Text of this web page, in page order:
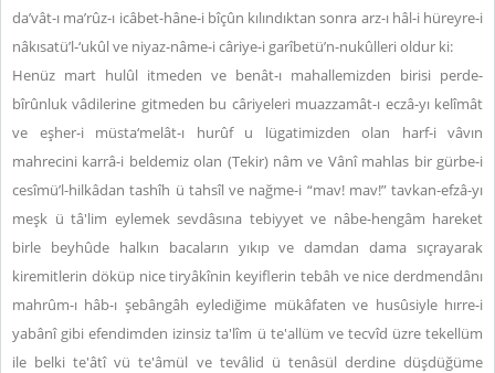
da’vât-ı ma’rûz-ı icâbet-hâne-i bîçûn kılındıktan sonra arz-ı hâl-i hüreyre-i
nâkısatü’l-‘ukûl ve niyaz-nâme-i câriye-i garîbetü’n-nukûlleri oldur ki:
Henüz mart hulûl itmeden ve benât-ı mahallemizden birisi perde-
bîrûnluk vâdilerine gitmeden bu câriyeleri muazzamât-ı eczâ-yı kelîmât
ve eşher-i müsta‘melât-ı hurûf u lügatimizden olan harf-i vâvın
mahrecini karrâ-i beldemiz olan (Tekir) nâm ve Vânî mahlas bir gürbe-i
cesîmü’l-hilkâdan tashîh ü tahsîl ve nağme-i “mav! mav!” tavkan-efzâ-yı
meşk ü tâ'lim eylemek sevdâsına tebiyyet ve nâbe-hengâm hareket
birle beyhûde halkın bacaların yıkıp ve damdan dama sıçrayarak
kiremitlerin döküp nice tiryâkînin keyiflerin tebâh ve nice derdmendânı
mahrûm-ı hâb-ı şebângâh eylediğime mükâfaten ve husûsiyle hırre-i
yabânî gibi efendimden izinsiz ta'lîm ü te'allüm ve tecvîd üzre tekellüm
ile belki te'âtî vü te'âmül ve tevâlid ü tenâsül derdine düşdüğüme